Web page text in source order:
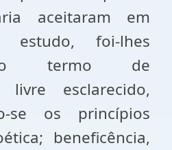
aceitaram em
estudo, foi-lhes
o termo de
livre esclarecido,
se os princípios
beneficência,